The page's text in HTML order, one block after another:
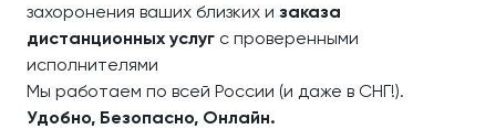
захоронения ваших близких и заказа
дистанционных услуг с проверенными
исполнителями
Мы работаем по всей России (и даже в СНГ!).
Удобно, Безопасно, Онлайн.